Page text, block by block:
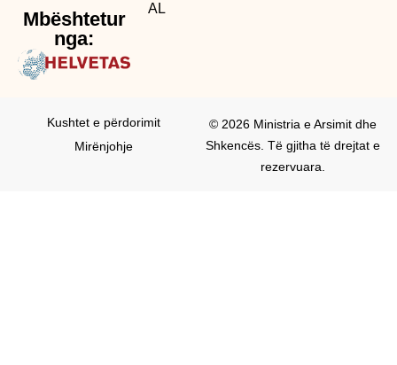
Mbështetur
nga:
AL
© 2026 Ministria e Arsimit dhe
Shkencës. Të gjitha të drejtat e
rezervuara.
Kushtet e përdorimit
Mirënjohje